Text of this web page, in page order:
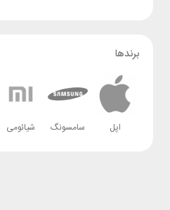
برندها
اپل سامسونگ شیائومی